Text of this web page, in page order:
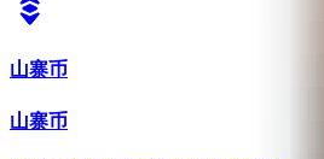
山寨币
山寨币